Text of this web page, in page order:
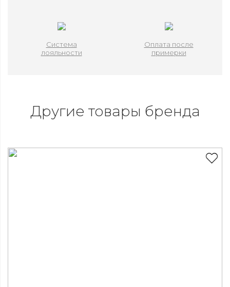
Система
лояльности
Оплата после
примерки
Другие товары бренда